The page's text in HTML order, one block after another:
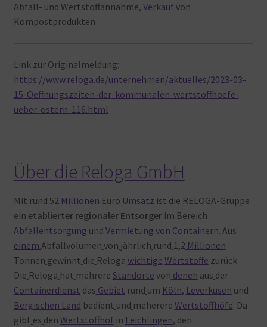
Abfall- und Wertstoffannahme, Verkauf von
Kompostprodukten
Link zur Originalmeldung:
https://www.reloga.de/unternehmen/aktuelles/2023-03-
15-Oeffnungszeiten-der-kommunalen-wertstoffhoefe-
ueber-ostern-116.html
Über die Reloga GmbH
Mit rund 52 Millionen Euro Umsatz ist die RELOGA-Gruppe
ein etablierter regionaler Entsorger im Bereich
Abfallentsorgung und Vermietung von Containern. Aus
einem Abfallvolumen von jährlich rund 1,2 Millionen
Tonnen gewinnt die Reloga wichtige Wertstoffe zurück.
Die Reloga hat mehrere Standorte von denen aus der
Containerdienst das Gebiet rund um Köln, Leverkusen und
Bergischen Land bedient und meherere Wertstoffhöfe. Da
gibt es den Wertstoffhof in Leichlingen, den